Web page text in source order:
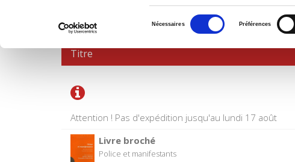
consentement
Nécessaires Préférences
PANIER D'ACHATS
Attention ! Pas d'expédition jusqu'au lundi 17 août
Titre
Livre broché
Police et manifestants